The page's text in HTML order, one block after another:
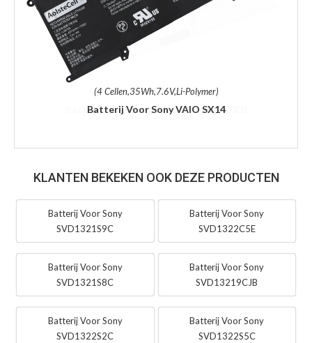
(4 Cellen,35Wh,7.6V,Li-Polymer)
Batterij Voor Sony VAIO SX14
KLANTEN BEKEKEN OOK DEZE PRODUCTEN
Batterij Voor Sony
SVD1321S9C
Batterij Voor Sony
SVD1322C5E
Batterij Voor Sony
SVD1321S8C
Batterij Voor Sony
SVD13219CJB
Batterij Voor Sony
SVD1322S2C
Batterij Voor Sony
SVD1322S5C